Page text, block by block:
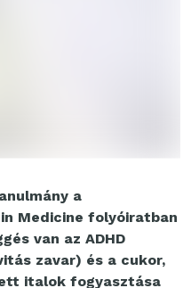
a
Medicine folyóiratban
van az ADHD
zavar) és a cukor,
italok fogyasztása